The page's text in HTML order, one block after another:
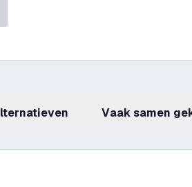
Alternatieven Vaak samen